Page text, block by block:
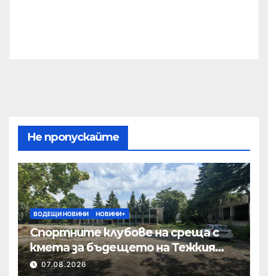
Не пропускайте
ВОДЕЩИ НОВИНИ НОВИНИ+
Спортните клубове на среща с
кмета за бъдещето на Тежкия
полк
07.08.2026